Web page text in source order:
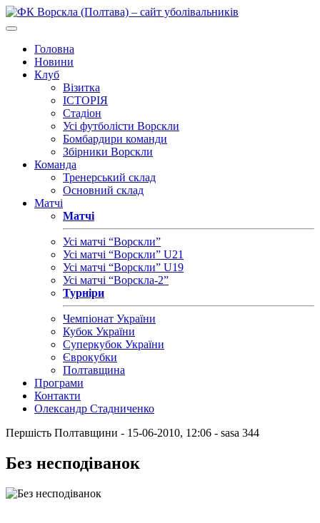
Головна
Новини
Клуб
Візитка
ІСТОРІЯ
Стадіон
Усі футболісти Ворскли
Бомбардири команди
Збірники Ворскли
Команда
Тренерський склад
Основний склад
Матчі
Матчі
Усі матчі “Ворскли”
Усі матчі “Ворскли” U21
Усі матчі “Ворскли” U19
Усі матчі “Ворскла-2”
Турніри
Чемпіонат України
Кубок України
Суперкубок України
Єврокубки
Полтавщина
Програми
Контакти
Олександр Стадниченко
Першість Полтавщини - 15-06-2010, 12:06 - sasa 344
Без несподіванок